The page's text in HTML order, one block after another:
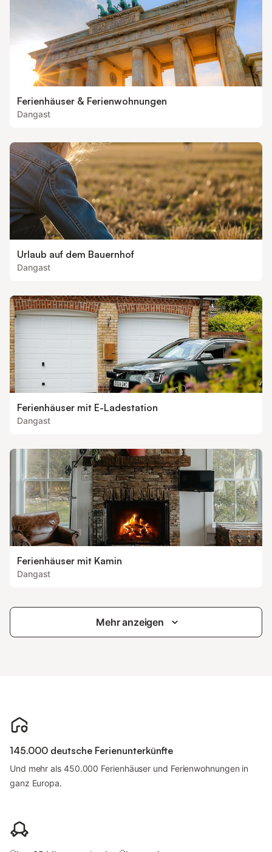
Ferienhäuser & Ferienwohnungen
Dangast
Urlaub auf dem Bauernhof
Dangast
Ferienhäuser mit E-Ladestation
Dangast
Ferienhäuser mit Kamin
Dangast
Mehr anzeigen
145.000 deutsche Ferienunterkünfte
Und mehr als 450.000 Ferienhäuser und Ferienwohnungen in
ganz Europa.